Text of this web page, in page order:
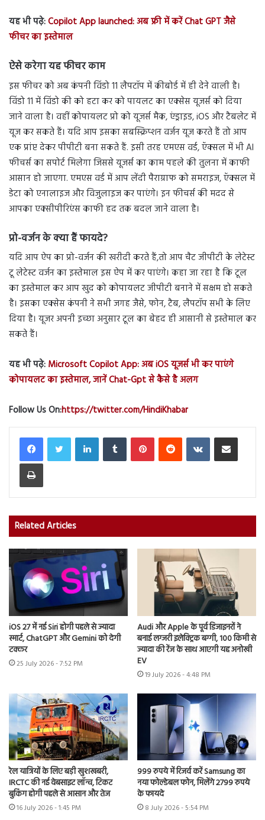
यह भी पढ़े:Copilot App launched: अब फ्री में करें Chat GPT जैसे
फीचर का इस्तेमाल
ऐसे करेगा यह फीचर काम
इस फीचर को अब कंपनी विंडो 11 लैपटॉप में कीबोर्ड में ही देने वाली है।
विंडो 11 में विंडो की को हटा कर को पायलट का एक्सेस यूजर्स को दिया
जाने वाला है। वहीं कोपायलट प्रो को यूजर्स मैक, एंड्राइड, iOS और टैबलेट में
यूज कर सकते हैं। यदि आप इसका सबस्क्रिप्शन वर्जन यूज करते हैं तो आप
एक प्रांप्ट देकर पीपीटी बना सकते हैं. इसी तरह एमएस वर्ड, ऍक्सल में भी AI
फीचर्स का सपोर्ट मिलेगा जिससे यूजर्स का काम पहले की तुलना में काफी
आसान हो जाएगा. एमएस वर्ड में आप लेंदी पैराग्राफ को समराइज, ऍक्सल में
डेटा को एनालाइज और विजुलाइज कर पाएंगे। इन फीचर्स की मदद से
आपका एक्सीपीरिएंस काफी हद तक बदल जाने वाला है।
प्रो-वर्जन के क्या हैं फायदे?
यदि आप ऐप का प्रो-वर्जन की खरीदी करते हैं,तो आप चैट जीपीटी के लेटेस्ट
टू लेटेस्ट वर्जन का इस्तेमाल इस ऐप में कर पाएंगे। कहा जा रहा है कि टूल
का इस्तेमाल कर आप खुद को कोपायलट जीपीटी बनाने में सक्षम हो सकते
है। इसका एक्सेस कंपनी ने सभी जगह जैसे, फोन, टैब, लैपटॉप सभी के लिए
दिया है। यूजर अपनी इच्छा अनुसार टूल का बेहद ही आसानी से इस्तेमाल कर
सकते हैं।
यह भी पढ़े: Microsoft Copilot App: अब iOS यूजर्स भी कर पाएंगे
कोपायलट का इस्तेमाल, जानें Chat-Gpt से कैसे है अलग
Follow Us On:https://twitter.com/HindiKhabar
LinkedInTumblr PinterestReddit VKontakteShare via Email
Print
Related Articles
iOS 27 में नई Siri होगी पहले से ज्यादा
स्मार्ट, ChatGPT और Gemini को देगी
टक्कर
25 July 2026 - 7:52 PM
Audi और Apple के पूर्व डिजाइनरों ने
बनाई लग्जरी इलेक्ट्रिक बग्गी, 100 किमी से
ज्यादा की रेंज के साथ आएगी यह अनोखी
EV
19 July 2026 - 4:48 PM
रेल यात्रियों के लिए बड़ी खुशखबरी,
IRCTC की नई वेबसाइट लॉन्च, टिकट
बुकिंग होगी पहले से आसान और तेज
16 July 2026 - 1:45 PM
999 रुपये में रिजर्व करें Samsung का
नया फोल्डेबल फोन, मिलेंगे 2799 रुपये
के फायदे
8 July 2026 - 5:54 PM